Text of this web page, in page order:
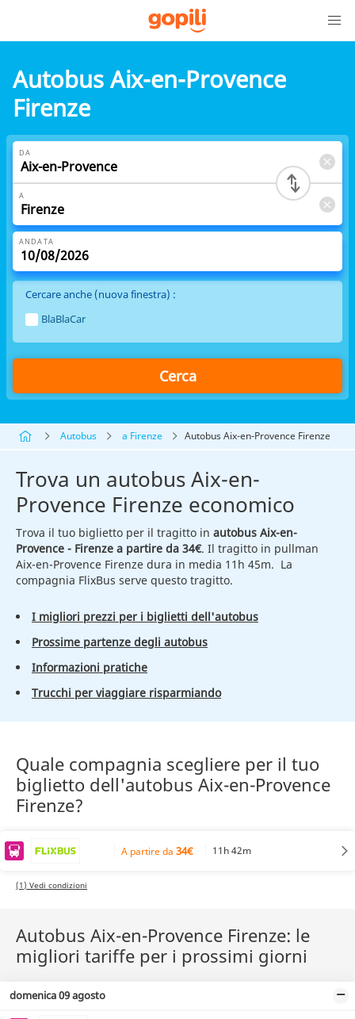
Autobus Aix-en-Provence
Firenze
DA
A
ANDATA
Cercare anche (nuova finestra) :
BlaBlaCar
Cerca
Autobus a Firenze Autobus Aix-en-Provence Firenze
Trova un autobus Aix-en-
Provence Firenze economico
Trova il tuo biglietto per il tragitto in autobus Aix-en-
Provence - Firenze a partire da 34€. Il tragitto in pullman
Aix-en-Provence Firenze dura in media 11h 45m. La
compagnia FlixBus serve questo tragitto.
I migliori prezzi per i biglietti dell'autobus
Prossime partenze degli autobus
Informazioni pratiche
Trucchi per viaggiare risparmiando
Quale compagnia scegliere per il tuo
biglietto dell'autobus Aix-en-Provence
Firenze?
A partire da 34€ 11h 42m
(1) Vedi condizioni
Autobus Aix-en-Provence Firenze: le
migliori tariffe per i prossimi giorni
domenica 09 agosto